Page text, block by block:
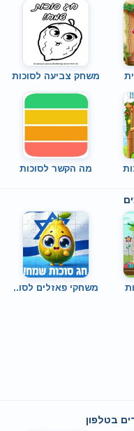
משחק צביעה לסוכות
מה הקשר לסוכות
משחקי פאזלים לסו..
בטלפון